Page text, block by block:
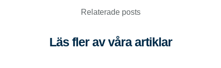
Relaterade posts
Läs fler av våra artiklar